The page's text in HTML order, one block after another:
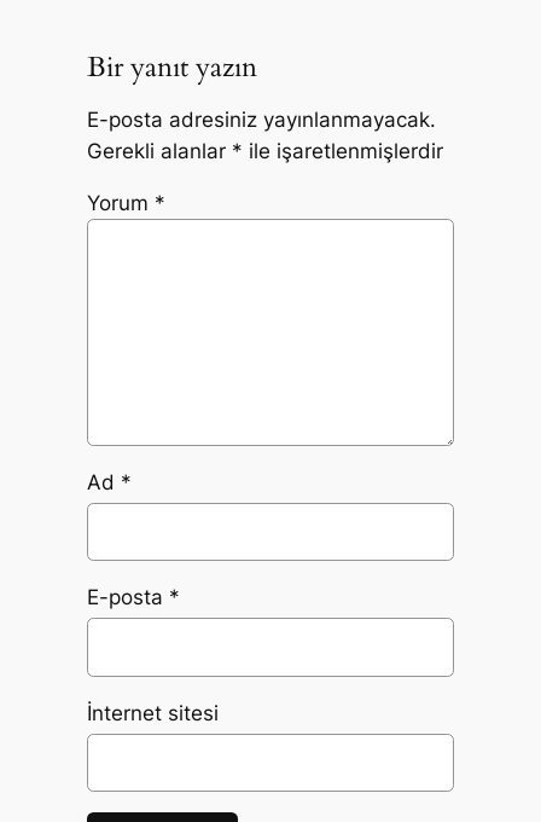
Bir yanıt yazın
E-posta adresiniz yayınlanmayacak.
Gerekli alanlar * ile işaretlenmişlerdir
Yorum *
Ad *
E-posta *
İnternet sitesi